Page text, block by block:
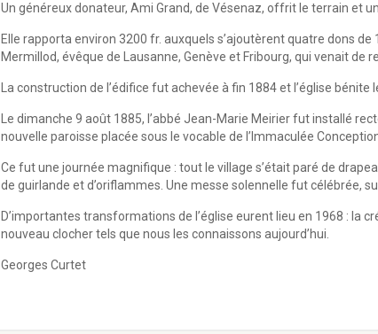
Un généreux donateur, Ami Grand, de Vésenaz, offrit le terrain et
Elle rapporta environ 3200 fr. auxquels s’ajoutèrent quatre dons de
Mermillod, évêque de Lausanne, Genève et Fribourg, qui venait de
La construction de l’édifice fut achevée à fin 1884 et l’église bénite
Le dimanche 9 août 1885, l’abbé Jean-Marie Meirier fut installé
nouvelle paroisse placée sous le vocable de l’Immaculée
Ce fut une journée magnifique : tout le village s’était paré de
de guirlande et d’oriflammes. Une messe solennelle fut célébrée,
D’importantes transformations de l’église eurent lieu en 1968 : la
nouveau clocher tels que nous les connaissons aujourd’hui.
Georges Curtet